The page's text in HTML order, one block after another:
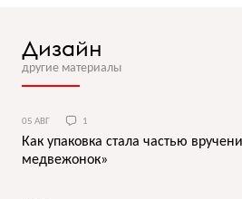
Дизайн
другие материалы
05 АВГ 1
Как упаковка стала частью
медвежонок»